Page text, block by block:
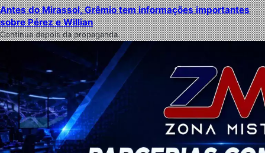
Antes do Mirassol, Grêmio tem informações importantes
sobre Pérez e Willian
Continua depois da propaganda.